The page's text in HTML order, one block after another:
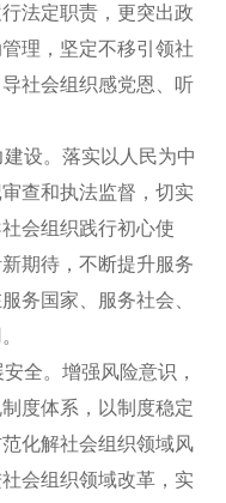
法定职责，更突出政
理，坚定不移引领社
社会组织感党恩、听
设。落实以人民为中
查和执法监督，切实
会组织践行初心使
期待，不断提升服务
务国家、服务社会、
全。增强风险意识，
度体系，以制度稳定
化解社会组织领域风
会组织领域改革，实